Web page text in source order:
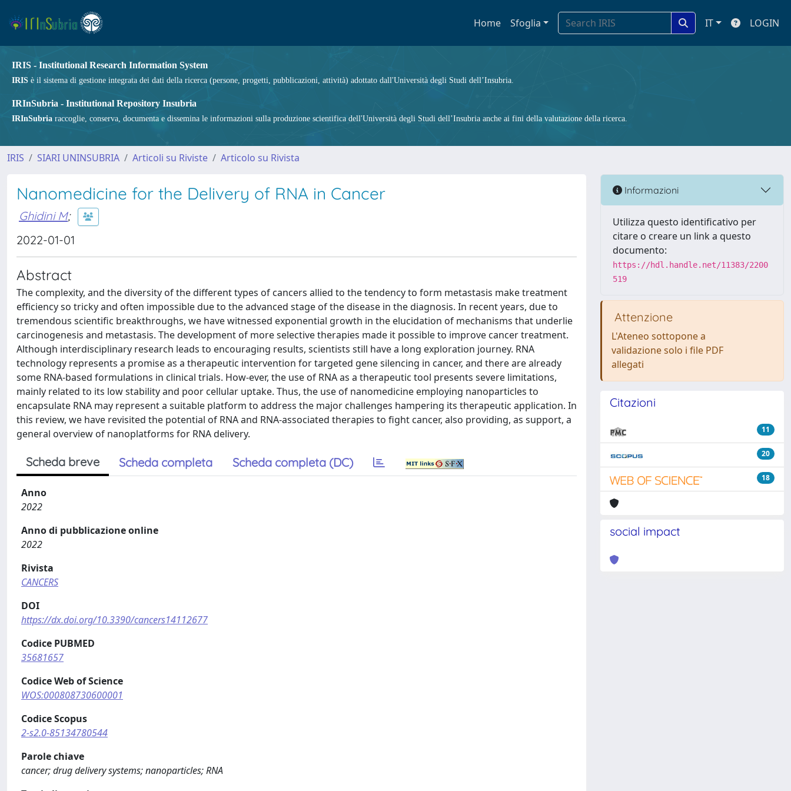
Home Sfoglia IT LOGIN
IRIS - Institutional Research Information System
IRIS è il sistema di gestione integrata dei dati della ricerca (persone, progetti, pubblicazioni, attività) adottato dall'Università degli Studi dell’Insubria.
IRInSubria - Institutional Repository Insubria
IRInSubria raccoglie, conserva, documenta e dissemina le informazioni sulla produzione scientifica dell'Università degli Studi dell’Insubria anche ai fini della valutazione della ricerca.
IRIS SIARI UNINSUBRIA Articoli su Riviste Articolo su Rivista
Nanomedicine for the Delivery of RNA in Cancer
Ghidini M;
2022-01-01
Abstract
The complexity, and the diversity of the different types of cancers allied to the tendency to form metastasis make treatment
efficiency so tricky and often impossible due to the advanced stage of the disease in the diagnosis. In recent years, due to
tremendous scientific breakthroughs, we have witnessed exponential growth in the elucidation of mechanisms that underlie
carcinogenesis and metastasis. The development of more selective therapies made it possible to improve cancer treatment.
Although interdisciplinary research leads to encouraging results, scientists still have a long exploration journey. RNA
technology represents a promise as a therapeutic intervention for targeted gene silencing in cancer, and there are already
some RNA-based formulations in clinical trials. How-ever, the use of RNA as a therapeutic tool presents severe limitations,
mainly related to its low stability and poor cellular uptake. Thus, the use of nanomedicine employing nanoparticles to
encapsulate RNA may represent a suitable platform to address the major challenges hampering its therapeutic application. In
this review, we have revisited the potential of RNA and RNA-associated therapies to fight cancer, also providing, as support, a
general overview of nanoplatforms for RNA delivery.
Scheda breve Scheda completa Scheda completa (DC)
Anno
2022
Anno di pubblicazione online
2022
Rivista
CANCERS
DOI
https://dx.doi.org/10.3390/cancers14112677
Codice PUBMED
35681657
Codice Web of Science
WOS:000808730600001
Codice Scopus
2-s2.0-85134780544
Parole chiave
cancer; drug delivery systems; nanoparticles; RNA
Informazioni
Utilizza questo identificativo per
citare o creare un link a questo
documento:
https://hdl.handle.net/11383/2200
519
Attenzione
L'Ateneo sottopone a
validazione solo i file PDF
allegati
Citazioni
11
20
18
social impact